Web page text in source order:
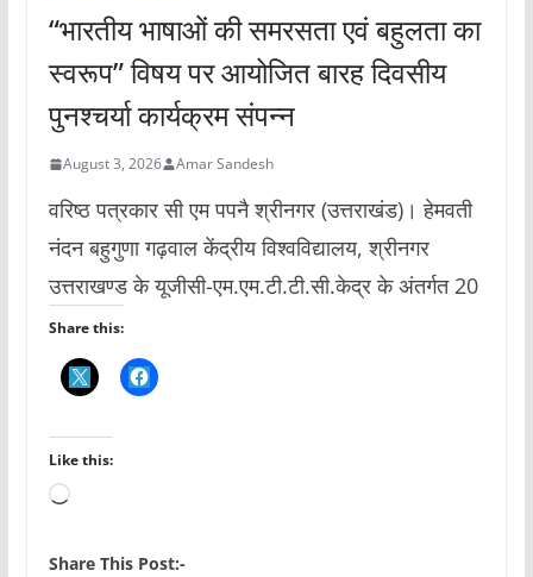
“भारतीय भाषाओं की समरसता एवं बहुलता का
स्वरूप” विषय पर आयोजित बारह दिवसीय
पुनश्चर्या कार्यक्रम संपन्न
August 3, 2026 Amar Sandesh
वरिष्ठ पत्रकार सी एम पपनै श्रीनगर (उत्तराखंड)। हेमवती
नंदन बहुगुणा गढ़वाल केंद्रीय विश्वविद्यालय, श्रीनगर
उत्तराखण्ड के यूजीसी-एम.एम.टी.टी.सी.केद्र के अंतर्गत 20
Share this:
Like this:
L
a
Share This Post:-